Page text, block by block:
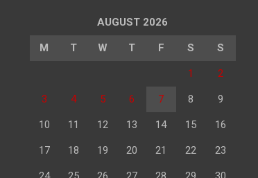
AUGUST 2026
M T W T F S S
1 2
3 4 5 6 7 8 9
10 11 12 13 14 15 16
17 18 19 20 21 22 23